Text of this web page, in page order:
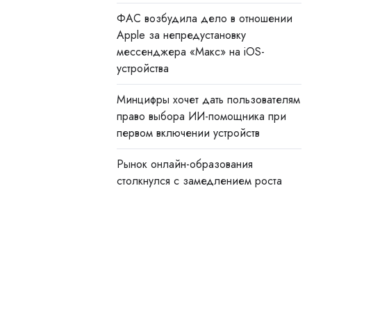
ФАС возбудила дело в отношении
Apple за непредустановку
мессенджера «Макс» на iOS-
устройства
Минцифры хочет дать пользователям
право выбора ИИ-помощника при
первом включении устройств
Рынок онлайн-образования
столкнулся с замедлением роста